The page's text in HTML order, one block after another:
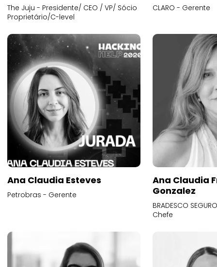
The Juju - Presidente/ CEO / VP/ Sócio
Proprietário/C-level
CLARO - Gerente
Ana Claudia Esteves
Petrobras - Gerente
Ana Claudia
Gonzalez
BRADESCO
Chefe